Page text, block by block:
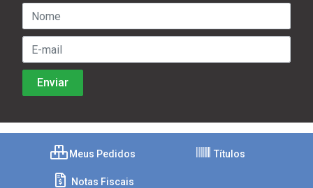
Meus Pedidos Títulos
Notas Fiscais